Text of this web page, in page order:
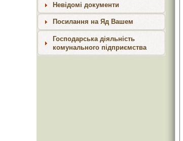
Невідомі документи
Посилання на Яд Вашем
Господарська діяльність
комунального підприємства